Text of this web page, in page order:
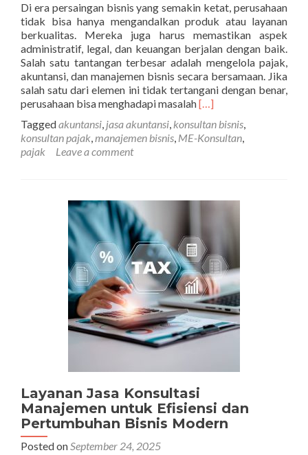
Di era persaingan bisnis yang semakin ketat, perusahaan
tidak bisa hanya mengandalkan produk atau layanan
berkualitas. Mereka juga harus memastikan aspek
administratif, legal, dan keuangan berjalan dengan baik.
Salah satu tantangan terbesar adalah mengelola pajak,
akuntansi, dan manajemen bisnis secara bersamaan. Jika
salah satu dari elemen ini tidak tertangani dengan benar,
perusahaan bisa menghadapi masalahRead
about
Solusi
Akuntansi,
Bisnis
dalam
Satu
Konsultan
[…]
Taggedakuntansi, jasa akuntansi, konsultan bisnis,
konsultan pajak,manajemen bisnis, ME-Konsultan,
pajak
Leave a comment
Layanan Jasa Konsultasi
Manajemen untuk Efisiensi dan
Pertumbuhan Bisnis Modern
Posted onSeptember 24, 2025